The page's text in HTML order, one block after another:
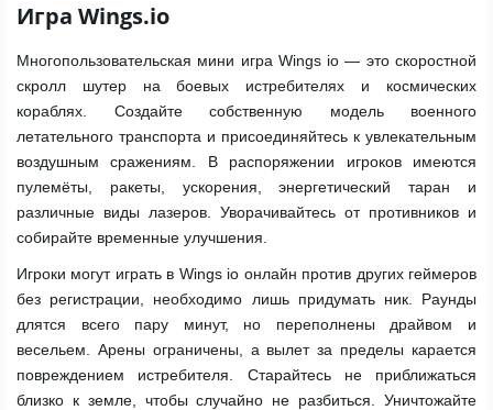
Игра Wings.io
Многопользовательская мини игра Wings io — это скоростной
скролл шутер на боевых истребителях и космических
кораблях. Создайте собственную модель военного
летательного транспорта и присоединяйтесь к увлекательным
воздушным сражениям. В распоряжении игроков имеются
пулемёты, ракеты, ускорения, энергетический таран и
различные виды лазеров. Уворачивайтесь от противников и
собирайте временные улучшения.
Игроки могут играть в Wings io онлайн против других геймеров
без регистрации, необходимо лишь придумать ник. Раунды
длятся всего пару минут, но переполнены драйвом и
весельем. Арены ограничены, а вылет за пределы карается
повреждением истребителя. Старайтесь не приближаться
близко к земле, чтобы случайно не разбиться. Уничтожайте